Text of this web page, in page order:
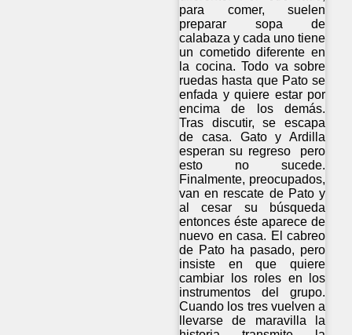
para comer, suelen
preparar sopa de
calabaza y cada uno tiene
un cometido diferente en
la cocina. Todo va sobre
ruedas hasta que Pato se
enfada y quiere estar por
encima de los demás.
Tras discutir, se escapa
de casa. Gato y Ardilla
esperan su regreso pero
esto no sucede.
Finalmente, preocupados,
van en rescate de Pato y
al cesar su búsqueda
entonces éste aparece de
nuevo en casa. El cabreo
de Pato ha pasado, pero
insiste en que quiere
cambiar los roles en los
instrumentos del grupo.
Cuando los tres vuelven a
llevarse de maravilla la